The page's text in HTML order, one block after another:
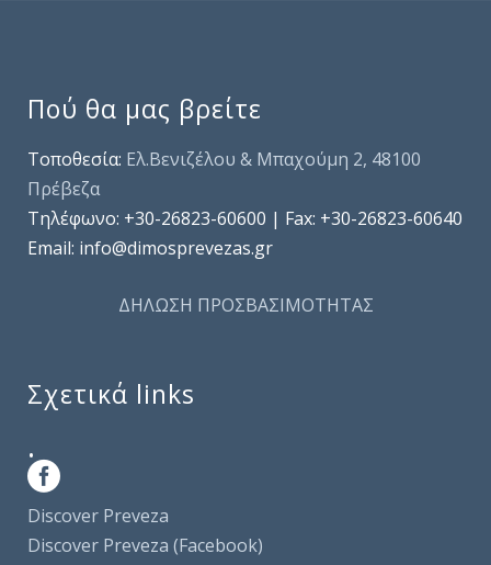
Πού θα μας βρείτε
Τοποθεσία: Ελ.Βενιζέλου & Μπαχούμη 2, 48100
Πρέβεζα
Τηλέφωνo: +30-26823-60600 | Fax: +30-26823-60640
Email: info@dimosprevezas.gr
ΔΗΛΩΣΗ ΠΡΟΣΒΑΣΙΜΟΤΗΤΑΣ
Σχετικά links
.
Discover Preveza
Discover Preveza (Facebook)